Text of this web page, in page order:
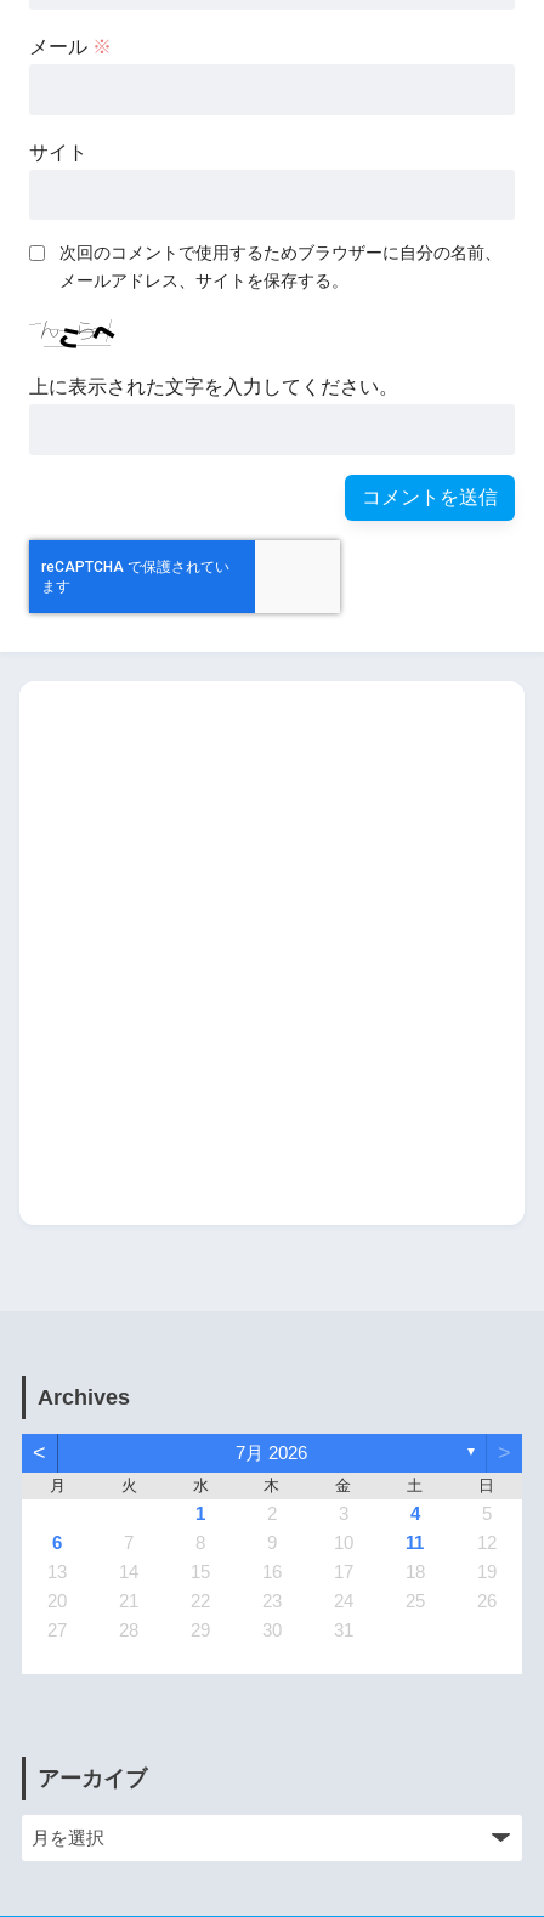
メール ※
サイト
次回のコメントで使用するためブラウザーに自分の名前、
メールアドレス、サイトを保存する。
上に表示された文字を入力してください。
Archives
< 7月 2026 ▼ >
月 火 水 木 金 土 日
1 2 3 4
5
6
7 8 9 10 11
12
13
14 15 16 17 18
19
20
21 22 23 24 25
26
27
28 29 30 31
アーカイブ